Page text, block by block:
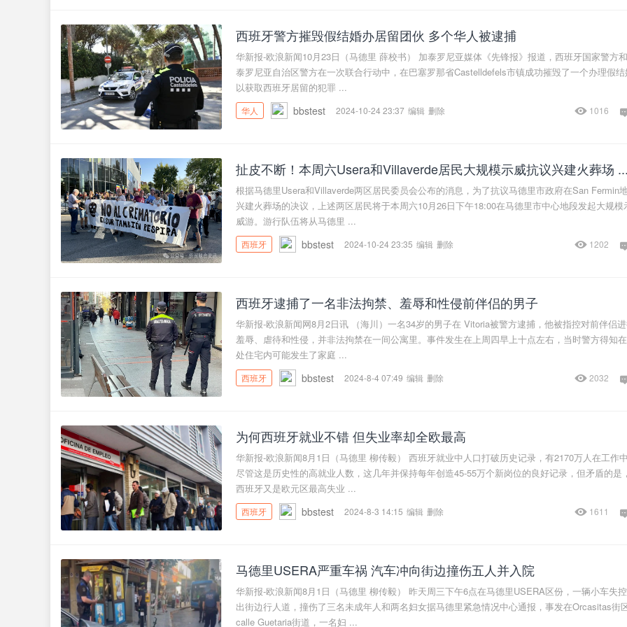
西班牙警方摧毁假结婚办居留团伙 多个华人被逮捕
华新报-欧浪新闻10月23日（马德里 薛校书） 加泰罗尼亚媒体《先锋报》报道，西班牙国家警方
泰罗尼亚自治区警方在一次联合行动中，在巴塞罗那省Castelldefels市镇成功摧毁了一个办理假
以获取西班牙居留的犯罪 ...
华人 bbstest 2024-10-24 23:37 编辑 删除 1016
扯皮不断！本周六Usera和Villaverde居民大规模示威抗议兴建火葬场 ...
根据马德里Usera和Villaverde两区居民委员会公布的消息，为了抗议马德里市政府在San Fermin
兴建火葬场的决议，上述两区居民将于本周六10月26日下午18:00在马德里市中心地段发起大规模
威游。游行队伍将从马德里 ...
西班牙 bbstest 2024-10-24 23:35 编辑 删除 1202
西班牙逮捕了一名非法拘禁、羞辱和性侵前伴侣的男子
华新报-欧浪新闻网8月2日讯 （海川）一名34岁的男子在 Vitoria被警方逮捕，他被指控对前伴侣
羞辱、虐待和性侵，并非法拘禁在一间公寓里。事件发生在上周四早上十点左右，当时警方得知
处住宅内可能发生了家庭 ...
西班牙 bbstest 2024-8-4 07:49 编辑 删除 2032
为何西班牙就业不错 但失业率却全欧最高
华新报-欧浪新闻8月1日（马德里 柳传毅） 西班牙就业中人口打破历史记录，有2170万人在工作
尽管这是历史性的高就业人数，这几年并保持每年创造45-55万个新岗位的良好记录，但矛盾的是，
西班牙又是欧元区最高失业 ...
西班牙 bbstest 2024-8-3 14:15 编辑 删除 1611
马德里USERA严重车祸 汽车冲向街边撞伤五人并入院
华新报-欧浪新闻8月1日（马德里 柳传毅） 昨天周三下午6点在马德里USERA区份，一辆小车失
出街边行人道，撞伤了三名未成年人和两名妇女据马德里紧急情况中心通报，事发在Orcasitas街
calle Guetaria街道，一名妇 ...